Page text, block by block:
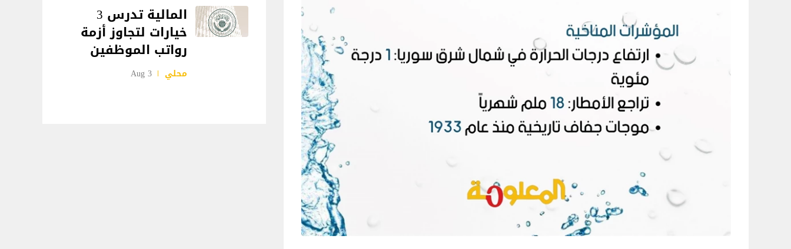
المالية تدرس 3
خيارات لتجاوز أزمة
رواتب الموظفين
محلي 3 Aug